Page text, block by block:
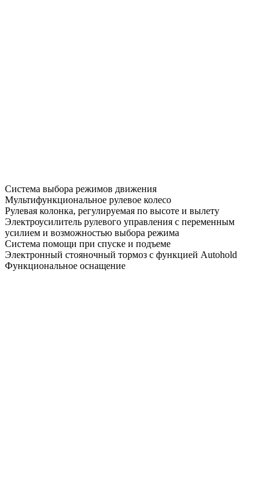
Система выбора режимов движения
Мультифункциональное рулевое колесо
Рулевая колонка, регулируемая по высоте и вылету
Электроусилитель рулевого управления с переменным
усилием и возможностью выбора режима
Система помощи при спуске и подъеме
Электронный стояночный тормоз c функцией Autohold
Функциональное оснащение